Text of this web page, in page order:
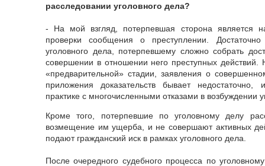
расследовании уголовного дела?
- На мой взгляд, потерпевшая сторона является
проверки сообщения о преступлении.
уголовного дела, потерпевшему сложно собрать
совершении в отношении него преступных
«предварительной» стадии, заявления о
приложения доказательств бывает недостаточно,
практике с многочисленными отказами в возбуждении
Кроме того, потерпевшие по уголовному делу
возмещение им ущерба, и не совершают активных
подают гражданский иск в рамках уголовного дела.
После очередного судебного процесса по